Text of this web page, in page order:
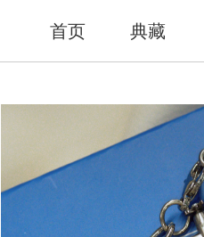
首页 典藏